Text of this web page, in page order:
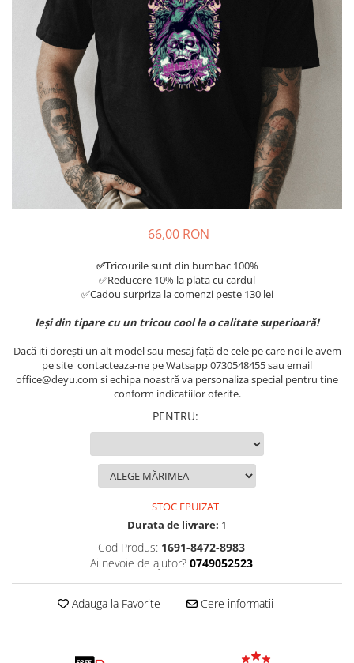
Tricouri Diverse
Tricouri Azi esti Tanar si maine...
Tricouri Motivationale
Tricouri Mamici
Tricouri Pensionari
Tricouri Animalute
Tricouri Stari
Tricouri Gameri
Tricouri Mesaje Virale
66,00 RON
✅Tricourile sunt din bumbac 100%
✅Reducere 10% la plata cu cardul
✅Cadou surpriza la comenzi peste 130 lei
Ieși din tipare cu un tricou cool la o calitate superioară!
Dacă iți dorești un alt model sau mesaj față de cele pe care noi le avem
pe site contacteaza-ne pe Watsapp 0730548455 sau email
office@deyu.com si echipa noastră va personaliza special pentru tine
conform indicatiilor oferite.
PENTRU:
STOC EPUIZAT
Durata de livrare: 1
Cod Produs: 1691-8472-8983
Ai nevoie de ajutor? 0749052523
Adauga la Favorite Cere informatii